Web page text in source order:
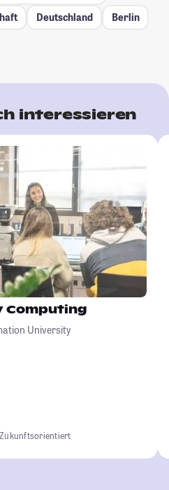
Deutschland
Berlin
interessieren
Computing
University
Zukunftsorientiert